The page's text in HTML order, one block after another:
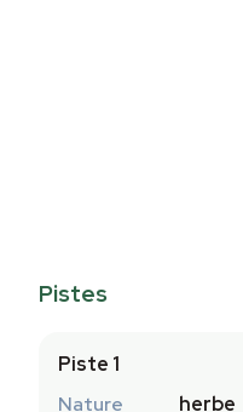
Pistes
Piste 1
Nature
herbe